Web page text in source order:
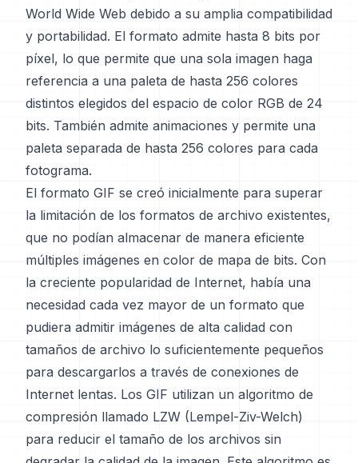
World Wide Web debido a su amplia compatibilidad
y portabilidad. El formato admite hasta 8 bits por
píxel, lo que permite que una sola imagen haga
referencia a una paleta de hasta 256 colores
distintos elegidos del espacio de color RGB de 24
bits. También admite animaciones y permite una
paleta separada de hasta 256 colores para cada
fotograma.
El formato GIF se creó inicialmente para superar
la limitación de los formatos de archivo existentes,
que no podían almacenar de manera eficiente
múltiples imágenes en color de mapa de bits. Con
la creciente popularidad de Internet, había una
necesidad cada vez mayor de un formato que
pudiera admitir imágenes de alta calidad con
tamaños de archivo lo suficientemente pequeños
para descargarlos a través de conexiones de
Internet lentas. Los GIF utilizan un algoritmo de
compresión llamado LZW (Lempel-Ziv-Welch)
para reducir el tamaño de los archivos sin